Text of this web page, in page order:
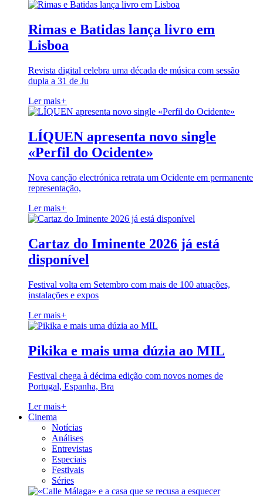
Rimas e Batidas lança livro em
Lisboa
Revista digital celebra uma década de música com sessão
dupla a 31 de Ju
Ler mais+
LÍQUEN apresenta novo single
«Perfil do Ocidente»
Nova canção electrónica retrata um Ocidente em permanente
representação,
Ler mais+
Cartaz do Iminente 2026 já está
disponível
Festival volta em Setembro com mais de 100 atuações,
instalações e expos
Ler mais+
Pikika e mais uma dúzia ao MIL
Festival chega à décima edição com novos nomes de
Portugal, Espanha, Bra
Ler mais+
Cinema
Notícias
Análises
Entrevistas
Especiais
Festivais
Séries